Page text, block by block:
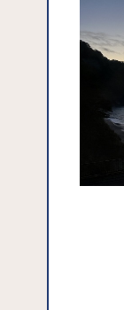
受
家・
也
《
望
隻
日
須賀